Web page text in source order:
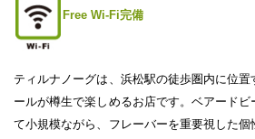
Free Wi-Fi完備
ティルナノーグは、浜松駅の徒歩圏内に位
ールが樽生で楽しめるお店です。ベアード
て小規模ながら、フレーバーを重要視した